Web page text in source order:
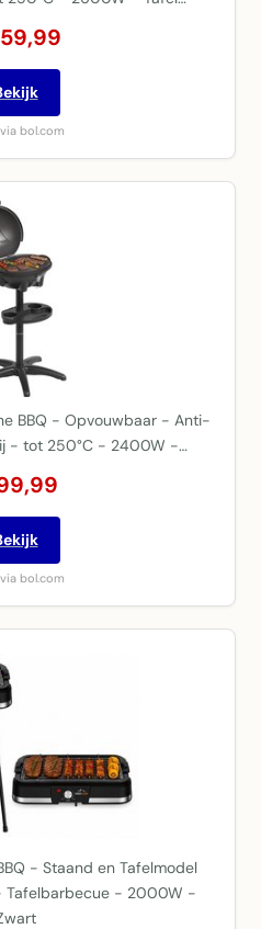
bol.com
BBQ - Opvouwbaar - Anti-
- tot 250°C - 2400W -…
bol.com
- Staand en Tafelmodel
Tafelbarbecue - 2000W -